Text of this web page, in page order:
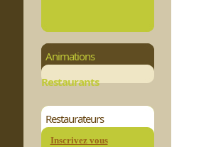
Animations
Restaurants
Restaurateurs
Inscrivez vous